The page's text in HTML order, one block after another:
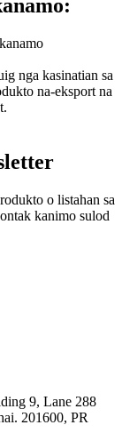
nga kasinatian sa
na-eksport na
o listahan sa
kanimo sulod
9, Lane 288
201600, PR